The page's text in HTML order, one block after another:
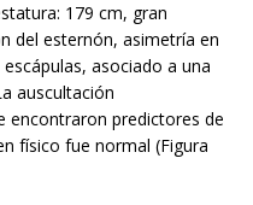
179 cm, gran
del esternón, asimetría en
asociado a una
auscultación
encontraron predictores de
físico fue normal (Figura